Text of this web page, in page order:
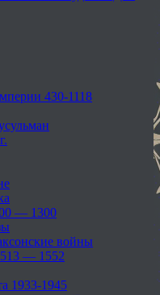
430-1118
— 1300
войны
— 1552
1933-1945